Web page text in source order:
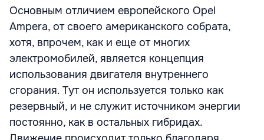
Основным отличием европейского Opel
Ampera, от своего американского собрата,
хотя, впрочем, как и еще от многих
электромобилей, является концепция
использования двигателя внутреннего
сгорания. Тут он используется только как
резервный, и не служит источником энергии
постоянно, как в остальных гибридах.